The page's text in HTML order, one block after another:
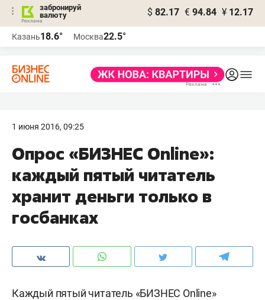
забронируй
валюту
$ 82.17 € 94.84 ¥ 12.17
Казань18.6° Москва22.5°
1 июня 2016, 09:25
​Опрос «БИЗНЕС Online»:
каждый пятый читатель
хранит деньги только в
госбанках
Каждый пятый читатель «БИЗНЕС Online»